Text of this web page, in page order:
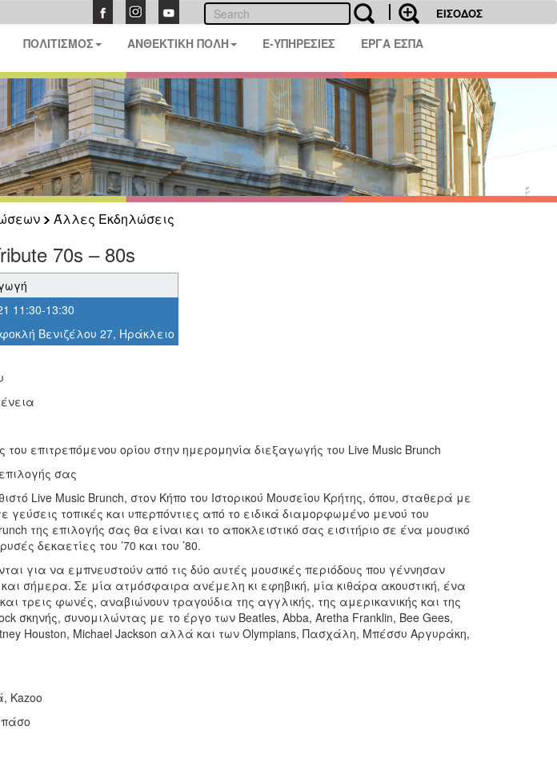
ΕΙΣΟΔΟΣ
ΠΟΛΙΤΙΣΜΟΣ ΑΝΘΕΚΤΙΚΗ ΠΟΛΗ E-ΥΠΗΡΕΣΙΕΣ ΕΡΓΑ ΕΣΠΑ
Άλλες Εκδηλώσεις
70s – 80s
11:30-13:30
Βενιζέλου 27, Ηράκλειο
του επιτρεπόμενου ορίου στην ημερομηνία διεξαγωγής του Live Music Brunch
σας
Live Music Brunch, στον Κήπο του Ιστορικού Μουσείου Κρήτης, όπου, σταθερά με
γεύσεις τοπικές και υπερπόντιες από το ειδικά διαμορφωμένο μενού του
της επιλογής σας θα είναι και το αποκλειστικό σας εισιτήριο σε ένα μουσικό
δεκαετίες του ’70 και του ’80.
για να εμπνευστούν από τις δύο αυτές μουσικές περιόδους που γέννησαν
σήμερα. Σε μία ατμόσφαιρα ανέμελη κι εφηβική, μία κιθάρα ακουστική, ένα
τρεις φωνές, αναβιώνουν τραγούδια της αγγλικής, της αμερικανικής και της
σκηνής, συνομιλώντας με το έργο των Beatles, Abba, Aretha Franklin, Bee Gees,
Houston, Michael Jackson αλλά και των Olympians, Πασχάλη, Μπέσσυ Αργυράκη,
Kazoo